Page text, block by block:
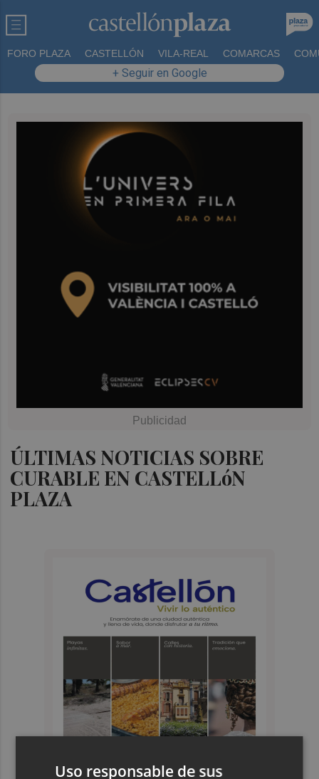
FORO PLAZA CASTELLÓN VILA-REAL COMARCAS
+ Seguir en Google
ÚLTIMAS NOTICIAS SOBRE
CURABLE EN CASTELLóN
PLAZA
Uso responsable de sus